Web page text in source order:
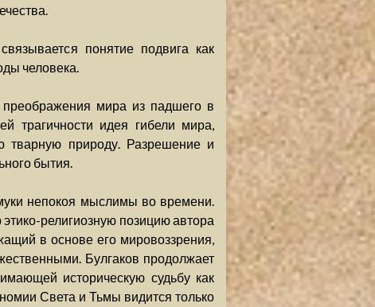
понятие подвига как
человека.
мира из падшего в
трагичности идея гибели мира,
тварную природу. Разрешение и
бытия.
непокоя мыслимы во времени.
религиозную позицию автора
в основе его мировоззрения,
Булгаков продолжает
историческую судьбу как
Света и Тьмы видится только